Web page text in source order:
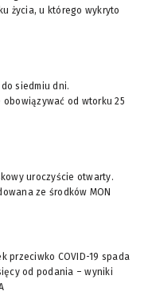
życia, u którego wykryto
siedmiu dni.
obowiązywać od wtorku 25
uroczyście otwarty.
ze środków MON
przeciwko COVID-19 spada
od podania – wyniki